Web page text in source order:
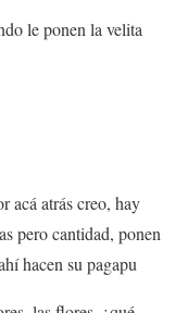
le ponen la velita
acá atrás creo, hay
pero cantidad, ponen
hacen su pagapu